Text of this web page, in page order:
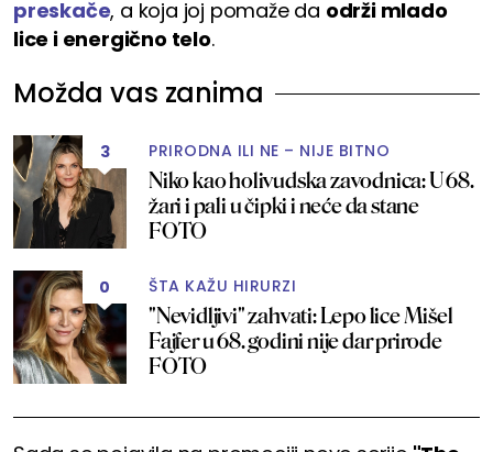
preskače, a koja joj pomaže da održi mlado
lice i energično telo.
Možda vas zanima
3 PRIRODNA ILI NE – NIJE BITNO
Niko kao holivudska zavodnica: U 68.
žari i pali u čipki i neće da stane
FOTO
0 ŠTA KAŽU HIRURZI
"Nevidljivi" zahvati: Lepo lice Mišel
Fajfer u 68. godini nije dar prirode
FOTO